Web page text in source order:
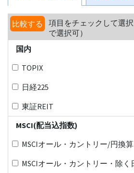
比較する
項目をチェックして選
で選択可）
国内
TOPIX
日経225
東証REIT
MSCI(配当込指数)
MSCIオール・カントリー/円換算
MSCIオール・カントリー・除